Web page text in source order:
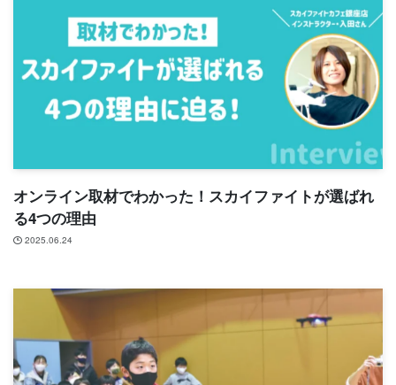
オンライン取材でわかった！スカイファイトが選ばれ
る4つの理由
2025.06.24